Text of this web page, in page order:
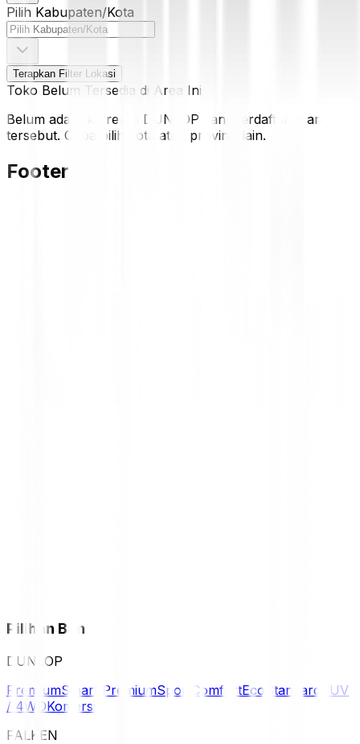
Pilih Kabupaten/Kota
Terapkan Filter Lokasi
Toko Belum Tersedia di Area Ini
Belum ada toko resmi DUNLOP yang terdaftar di area
tersebut. Coba pilih kota atau provinsi lain.
Footer
Pilihan Ban
DUNLOP
PremiumSmart PremiumSport ComfortEco Standard
SUV
/ 4WDKomersil
FALKEN